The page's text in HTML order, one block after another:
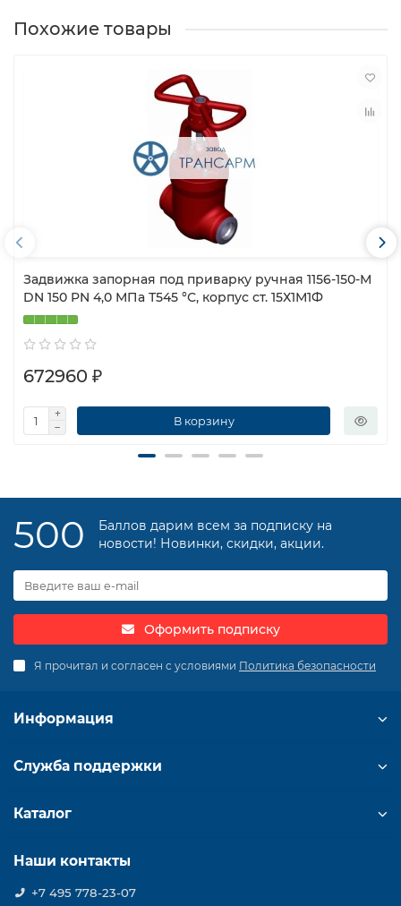
Похожие товары
Задвижка запорная под приварку ручная 1156-150-М
DN 150 PN 4,0 МПа Т545 °С, корпус ст. 15Х1М1Ф
672960 ₽
В корзину
500
Баллов дарим всем за подписку на
новости! Новинки, скидки, акции.
Оформить подписку
Я прочитал и согласен с условиями Политика безопасности
Информация
Служба поддержки
Каталог
Наши контакты
+7 495 778-23-07